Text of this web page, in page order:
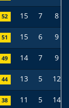
52 15 7 8
51 15 6 9
49 14 7 9
44 13 5 12
38 11 5 14